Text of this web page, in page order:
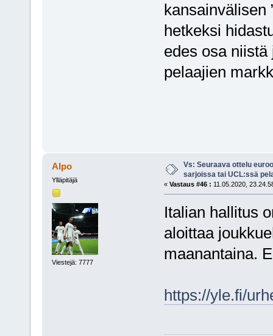
kansainvälisen
hetkeksi
edes osa
pelaajien
Alpo
Ylläpitäjä
Viestejä: 7777
Vs: Seuraava ottelu
sarjoissa tai UCL:ssä
« Vastaus #46 : 11.05.2020,
Italian hallitus
aloittaa
maanantaina.
https://yle.fi/